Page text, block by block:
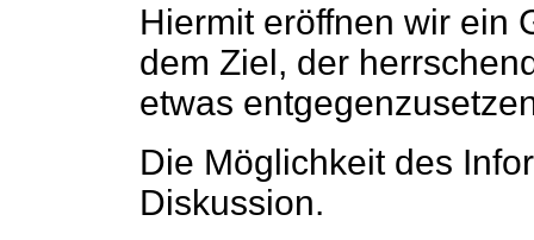
Hiermit eröffnen wir ein
dem Ziel, der
etwas
Die Möglichkeit des
Diskussion.